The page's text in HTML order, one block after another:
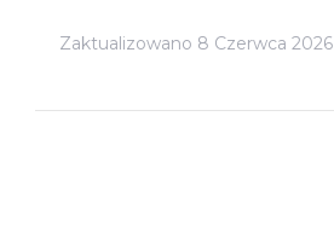
Zaktualizowano 8 Czerwca 2026